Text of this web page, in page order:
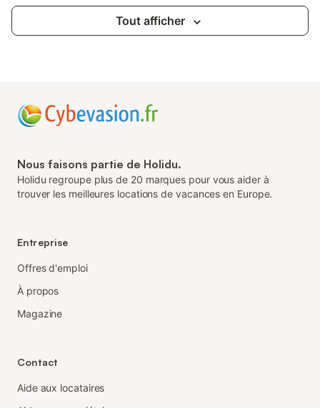
Tout afficher
Nous faisons partie de Holidu.
Holidu regroupe plus de 20 marques pour vous aider à
trouver les meilleures locations de vacances en Europe.
Entreprise
Offres d'emploi
À propos
Magazine
Contact
Aide aux locataires